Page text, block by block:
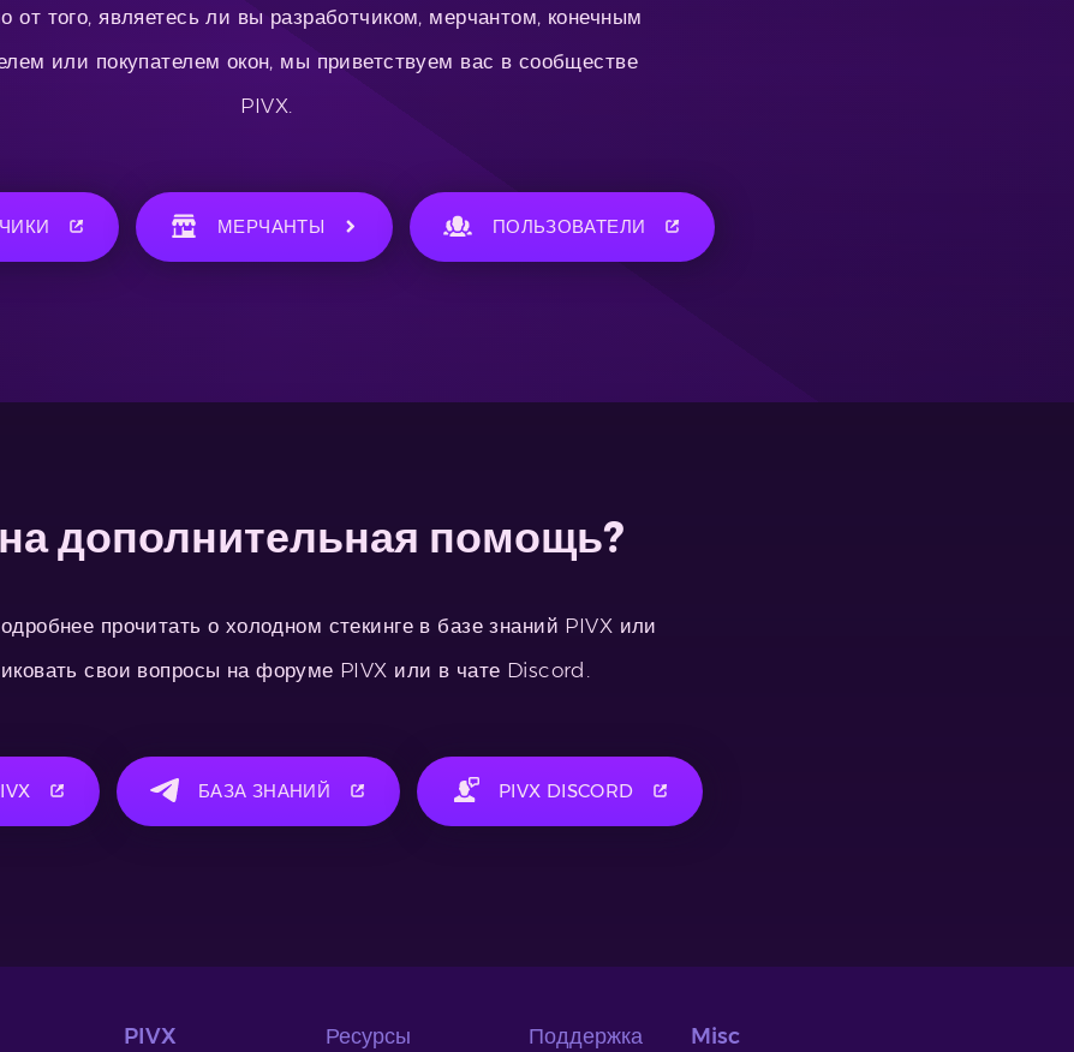
от того, являетесь ли вы разработчиком, мерчантом, конечным
или покупателем окон, мы приветствуем вас в сообществе
PIVX.
МЕРЧАНТЫ ПОЛЬЗОВАТЕЛИ
дополнительная помощь?
прочитать о холодном стекинге в базе знаний PIVX или
свои вопросы на форуме PIVX или в чате Discord.
БАЗА ЗНАНИЙ PIVX DISCORD
PIVX Ресурсы Поддержка Misc